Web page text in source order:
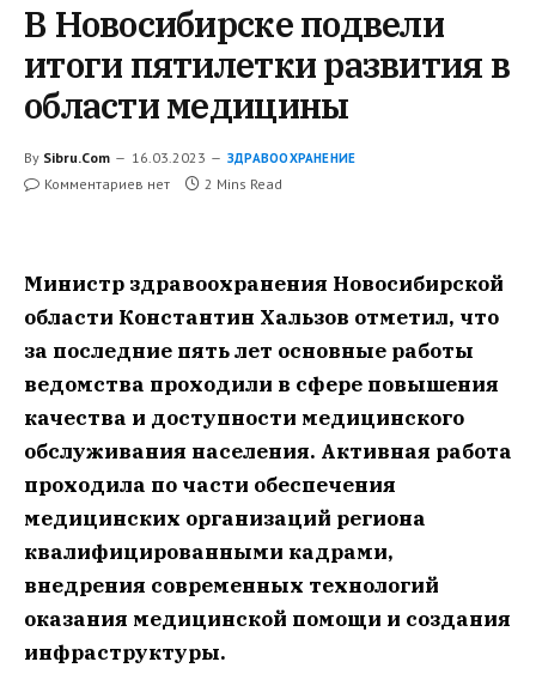
В Новосибирске подвели
итоги пятилетки развития в
области медицины
By Sibru.Com 16.03.2023 ЗДРАВООХРАНЕНИЕ
Комментариев нет 2 Mins Read
Министр здравоохранения Новосибирской
области Константин Хальзов отметил, что
за последние пять лет основные работы
ведомства проходили в сфере повышения
качества и доступности медицинского
обслуживания населения. Активная работа
проходила по части обеспечения
медицинских организаций региона
квалифицированными кадрами,
внедрения современных технологий
оказания медицинской помощи и создания
инфраструктуры.